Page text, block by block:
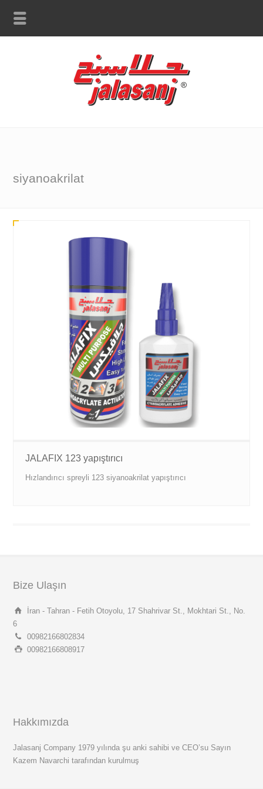
siyanoakrilat
JALAFIX 123 yapıştırıcı
Hızlandırıcı spreyli 123 siyanoakrilat yapıştırıcı
Bize Ulaşın
İran - Tahran - Fetih Otoyolu, 17 Shahrivar St., Mokhtari St., No.
6
00982166802834
00982166808917
Hakkımızda
Jalasanj Company 1979 yılında şu anki sahibi ve CEO’su Sayın
Kazem Navarchi tarafından kurulmuş